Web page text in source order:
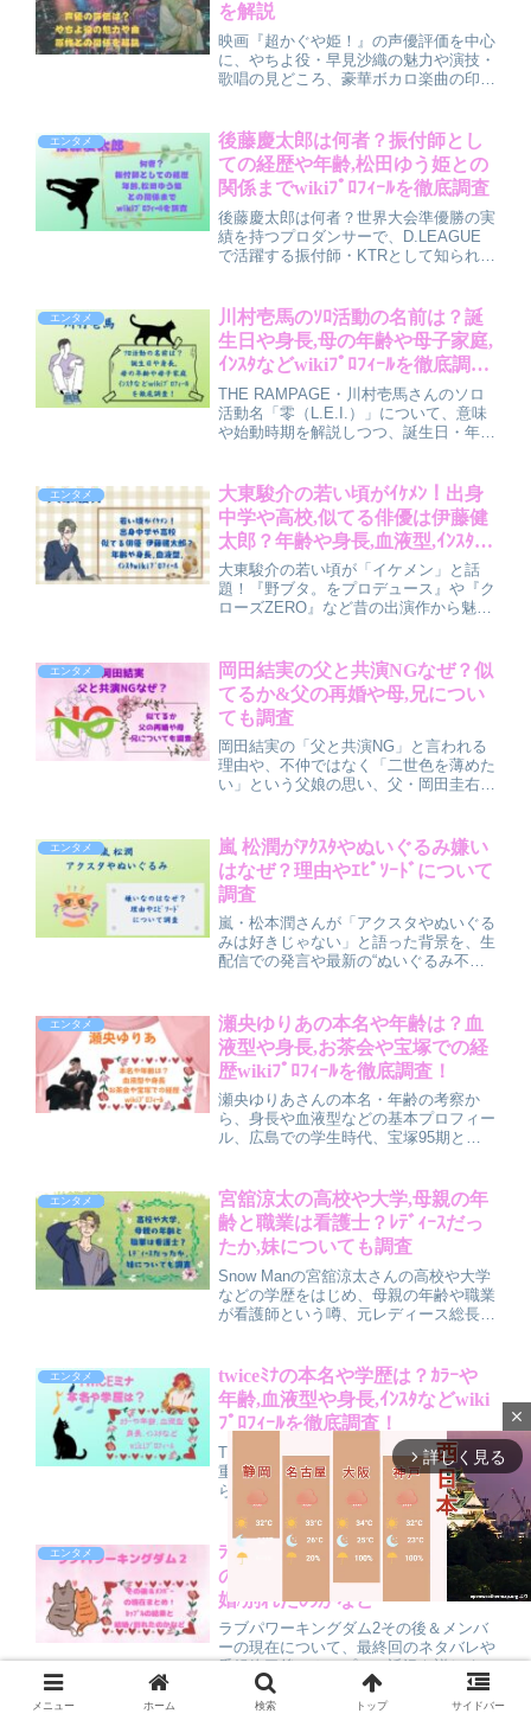
を解説
映画『超かぐや姫！』の声優評価を中心
に、やちよ役・早見沙織の魅力や演技・
歌唱の見どころ、豪華ボカロ楽曲の印
ころを初めての方にも丁寧にまとめまし
た。
エンタメ
後藤慶太郎は何者？振付師とし
ての経歴や年齢,松田ゆう姫との
関係までwikiﾌﾟﾛﾌｨｰﾙを徹底調査
後藤慶太郎は何者？世界大会準優勝の実
績を持つプロダンサーで、D.LEAGUE
で活躍する振付師・KTRとして知られる
作、松田ゆう姫との結婚までを分かりや
すくまとめました。
エンタメ
川村壱馬のｿﾛ活動の名前は？誕
生日や身長,母の年齢や母子家庭,
ｲﾝｽﾀなどwikiﾌﾟﾛﾌｨｰﾙを徹底調
査！
THE RAMPAGE・川村壱馬さんのソロ
活動名「零（L.E.I.）」について、意味
や始動時期を解説しつつ、誕生日・年
SNS情報、THE RAMPAGE加入までの
経歴をわかりやすくまとめた記事です。
エンタメ
大東駿介の若い頃がｲｹﾒﾝ！出身
中学や高校,似てる俳優は伊藤健
太郎？年齢や身長,血液型,ｲﾝｽﾀ
wikiﾌﾟﾛﾌｨｰﾙを徹底調査！
大東駿介の若い頃が「イケメン」と話
題！『野ブタ。をプロデュース』や『ク
ローズZERO』など昔の出演作から魅力
血液型などwiki風プロフィールも整理。
公式インスタの有無や最新情報の追い方
まで分かりやすく解説します。
エンタメ
岡田結実の父と共演NGなぜ？似
てるか&父の再婚や母,兄につい
ても調査
岡田結実の「父と共演NG」と言われる
理由や、不仲ではなく「二世色を薄めた
い」という父娘の思い、父・岡田圭右の
を整理。 芸能一家ならではの少し複雑
な家族事情と、今後の親子共演の可能性
についてもわかりやすく解説している。
エンタメ
嵐 松潤がｱｸｽﾀやぬいぐるみ嫌い
はなぜ？理由やｴﾋﾟｿｰﾄﾞについて
調査
嵐・松本潤さんが「アクスタやぬいぐる
みは好きじゃない」と語った背景を、生
配信での発言や最新の“ぬいぐるみ不参
だわりとのズレに注目しつつ、ファンの
反応や公式グッズがないからこそできる
楽しみ方も紹介しています。
エンタメ
瀬央ゆりあの本名や年齢は？血
液型や身長,お茶会や宝塚での経
歴wikiﾌﾟﾛﾌｨｰﾙを徹底調査！
瀬央ゆりあさんの本名・年齢の考察か
ら、身長や血液型などの基本プロフィー
ル、広島での学生時代、宝塚95期とし
底解説しています。遅咲きながら努力で
人気を掴んだ男役スターの魅力を、初心
者にも分かりやすく紹介する記事です。
エンタメ
宮舘涼太の高校や大学,母親の年
齢と職業は看護士？ﾚﾃﾞｨｰｽだっ
たか,妹についても調査
Snow Manの宮舘涼太さんの高校や大学
などの学歴をはじめ、母親の年齢や職業
が看護師という噂、元レディース総長と
の意外な素顔や、家族との関係から見え
る宮舘涼太さんの魅力を分かりやすくま
とめています。
エンタメ
twiceﾐﾅの本名や学歴は？ｶﾗｰや
年齢,血液型や身長,ｲﾝｽﾀなどwiki
ﾌﾟﾛﾌｨｰﾙを徹底調査！
TWICEミナの本名や年齢、身長・体
重・血液型などの基本プロフィールか
ら、学歴や学生時代のエピソード、メン
バーカラー「ミント」やダンスの魅力、
さらにインスタアカウント情報までを分
かりやすく整理して徹底解説していま
す。
エンタメ
ﾗﾌﾞﾊﾟﾜｰｷﾝｸﾞﾀﾞﾑ2その後＆ﾒﾝﾊﾞｰ
の現在まとめ！ｶｯﾌﾟﾙの結果と結
婚/別れたのかなど
ラブパワーキングダム2その後＆メンバ
ーの現在について、最終回のネタバレや
番組終了後のカップルの近況を詳しくま
とめた記事です。成立したカップルが今
も交際を続けているのか、別れてしまっ
メニュー ホーム 検索 トップ サイドバー
close
arrow_forward_ios 詳しく見る